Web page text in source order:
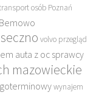
osób Poznań
volvo przegląd
auta z oc sprawcy
mazowieckie
wynajem